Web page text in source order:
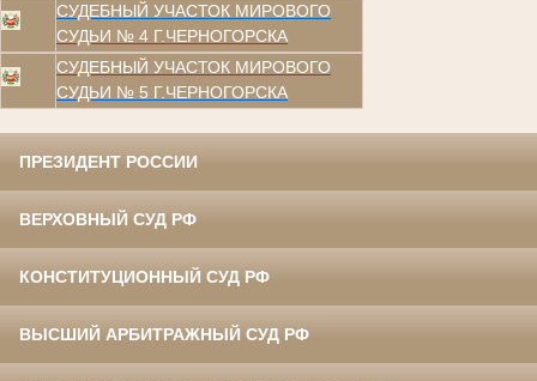
СУДЕБНЫЙ УЧАСТОК МИРОВОГО
СУДЬИ № 4 Г.ЧЕРНОГОРСКА
СУДЕБНЫЙ УЧАСТОК МИРОВОГО
СУДЬИ № 5 Г.ЧЕРНОГОРСКА
ПРЕЗИДЕНТ РОССИИ
ВЕРХОВНЫЙ СУД РФ
КОНСТИТУЦИОННЫЙ СУД РФ
ВЫСШИЙ АРБИТРАЖНЫЙ СУД РФ